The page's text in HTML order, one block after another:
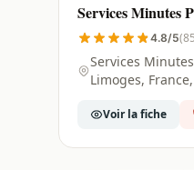
Services Minutes
4.8/5
Services
Limoges,
Voir la fiche